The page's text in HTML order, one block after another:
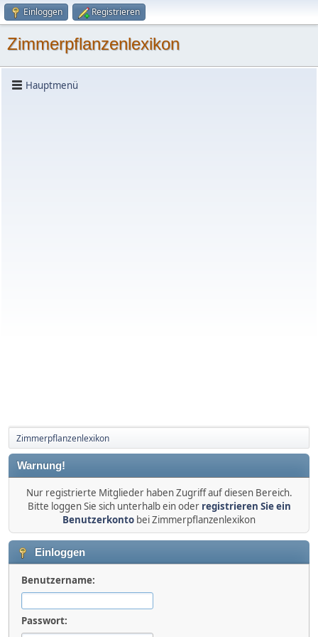
Einloggen Registrieren
Zimmerpflanzenlexikon
Hauptmenü
Zimmerpflanzenlexikon
Warnung!
Nur registrierte Mitglieder haben Zugriff auf diesen Bereich.
Bitte loggen Sie sich unterhalb ein oder registrieren Sie ein
Benutzerkonto bei Zimmerpflanzenlexikon
Einloggen
Benutzername:
Passwort: